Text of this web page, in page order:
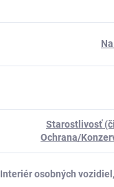
Starostlivosť
Ochrana/
Interiér osobných